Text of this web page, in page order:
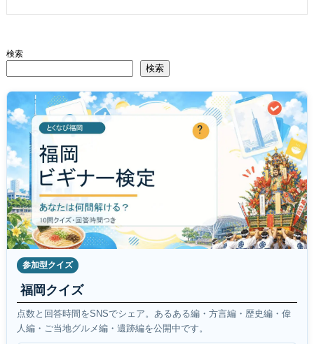
検索
検索
参加型クイズ
福岡クイズ
点数と回答時間をSNSでシェア。あるある編・方言編・歴史編・偉
人編・ご当地グルメ編・遺跡編を公開中です。